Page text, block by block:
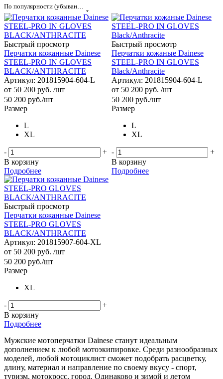
Быстрый просмотр
Перчатки кожанные Dainese
STEEL-PRO IN GLOVES
BLACK/ANTHRACITE
Артикул: 201815904-604-L
от 50 200 руб. /шт
50 200 руб./шт
Размер
L
XL
-
+
В корзину
Подробнее
Быстрый просмотр
Перчатки кожаные Dainese
STEEL-PRO IN GLOVES
Black/Anthracite
Артикул: 201815904-604-L
от 50 200 руб. /шт
50 200 руб./шт
Размер
L
XL
-
+
В корзину
Подробнее
Быстрый просмотр
Перчатки кожанные Dainese
STEEL-PRO GLOVES
BLACK/ANTHRACITE
Артикул: 201815907-604-XL
от 50 200 руб. /шт
50 200 руб./шт
Размер
XL
-
+
В корзину
Подробнее
Мужские мотоперчатки Dainese станут идеальным
дополнением к любой мотоэкипировке. Среди разнообразных
моделей, любой мотоциклист сможет подобрать расцветку,
длину, материал и направление по своему вкусу - спорт,
туризм, мотокросс, город. Одинаково и зимой и летом